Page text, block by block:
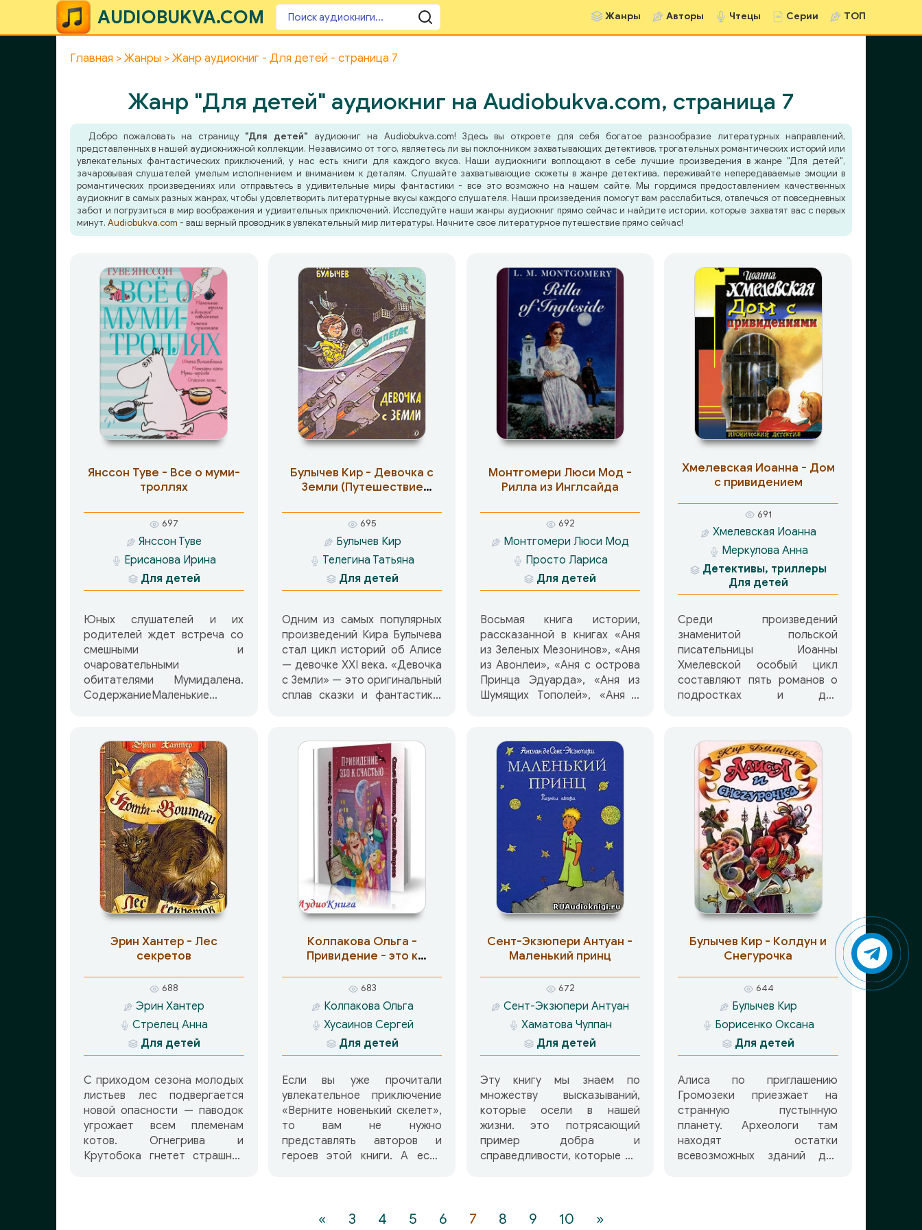
AUDIOBUKVA.COM Жанры Авторы Чтецы Серии ТОП
Главная Жанры Жанр аудиокниг - Для детей - страница 7
Жанр "Для детей" аудиокниг на Audiobukva.com, страница 7
Добро пожаловать на страницу "Для детей" аудиокниг на Audiobukva.com! Здесь вы откроете для себя богатое разнообразие литературных направлений,
представленных в нашей аудиокнижной коллекции. Независимо от того, являетесь ли вы поклонником захватывающих детективов, трогательных романтических историй или
увлекательных фантастических приключений, у нас есть книги для каждого вкуса. Наши аудиокниги воплощают в себе лучшие произведения в жанре "Для детей",
зачаровывая слушателей умелым исполнением и вниманием к деталям. Слушайте захватывающие сюжеты в жанре детектива, переживайте непередаваемые эмоции в
романтических произведениях или отправьтесь в удивительные миры фантастики - все это возможно на нашем сайте. Мы гордимся предоставлением качественных
аудиокниг в самых разных жанрах, чтобы удовлетворить литературные вкусы каждого слушателя. Наши произведения помогут вам расслабиться, отвлечься от повседневных
забот и погрузиться в мир воображения и удивительных приключений. Исследуйте наши жанры аудиокниг прямо сейчас и найдите истории, которые захватят вас с первых
минут. Audiobukva.com - ваш верный проводник в увлекательный мир литературы. Начните свое литературное путешествие прямо сейчас!
Янссон Туве - Все о муми-
троллях
697
Янссон Туве
Ерисанова Ирина
Для детей
Юных слушателей и их
родителей ждет встреча со
смешными и
очаровательными
обитателями Мумидалена.
СодержаниеМаленькие
прилетает Шляпа Волшебника
Мемуары Папы Муми-тролля
Опасное лето Волшебная
зима Дитя-Неведимка.
Сказки Папа и море В конце
ноября
Булычев Кир - Девочка с
Земли (Путешествие
695
Булычев Кир
Телегина Татьяна
Для детей
Одним из самых популярных
произведений Кира Булычева
стал цикл историй об Алисе
— девочке XXI века. «Девочка
с Земли» — это оригинальный
сплав сказки и фантастики,
роботы, и шапка-невидимка.
Обращенные к детям, эти
истории погружают
слушателя в самобытный
культурно-литературный
коктейль разных времен и
народов, где ребенок дня
сегодняшнего должен
освоиться сообразно своему
особому взгляду на мир.
Монтгомери Люси Мод -
Рилла из Инглсайда
692
Монтгомери Люси Мод
Просто Лариса
Для детей
Восьмая книга истории,
рассказанной в книгах «Аня
из Зеленых Мезонинов», «Аня
из Авонлеи», «Аня с острова
Принца Эдуарда», «Аня из
Шумящих Тополей», «Аня и
Радуг».
Первая мировая война. Тихий
уютный уголок Канады
Инглсайд — больше не
кажется островком
безмятежности. Каждый
новый день становится
испытанием веры и мужества.
Дети Ани и Гилберта, едва
повзрослев, вместе с
соседскими ребятами уходят
добровольцами на фронт.
Это война их поколения.
Неужели не всем им суждено
летопись тяжких потерь и
истинного счастья, история
взросления младшей из
Блайтов в суровые годы
войны.
Хмелевская Иоанна - Дом
с привидением
691
Хмелевская Иоанна
Меркулова Анна
Детективы, триллеры
Для детей
Среди произведений
знаменитой польской
писательницы Иоанны
Хмелевской особый цикл
составляют пять романов о
подростках и для
привидением» знакомит
читателей с новыми героями
— братом и сестрой
Павликом и Яночкой
Хабровичами и их
необыкновенно умным псом
Хабром. Неожиданны и
невероятно интересны
приключения героев и их
друзей. Много веселых минут
доставят эти книги и детям, и
взрослым читателям.
Веселых, ибо автор их —
Иоанна Хмелевская, а ее
романы всегда пронизывает
юмор, даже если в книге
говорится о самых серьезных
преступлениях.
Эрин Хантер - Лес
секретов
688
Эрин Хантер
Стрелец Анна
Для детей
С приходом сезона молодых
листьев лес подвергается
новой опасности — паводок
угрожает всем племенам
котов. Огнегрива и
Крутобока гнетет страшная
Колпакова Ольга -
Привидение - это к
683
Колпакова Ольга
Хусаинов Сергей
Для детей
Если вы уже прочитали
увлекательное приключение
«Верните новенький скелет»,
то вам не нужно
представлять авторов и
героев этой книги. А если
истории. Светлана Лаврова и
Сент-Экзюпери Антуан -
Маленький принц
672
Сент-Экзюпери Антуан
Хаматова Чулпан
Для детей
Эту книгу мы знаем по
множеству высказываний,
которые осели в нашей
жизни. это потрясающий
пример добра и
справедливости, которые мы
международного
Булычев Кир - Колдун и
Снегурочка
644
Булычев Кир
Борисенко Оксана
Для детей
Алиса по приглашению
Громозеки приезжает на
странную пустынную
планету. Археологи там
находят остатки
всевозможных зданий для
« 3 4 5 6 7 8 9 10 »